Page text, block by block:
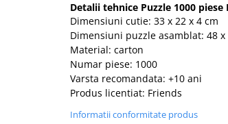
Detalii tehnice Puzzle 1000
Dimensiuni cutie: 33 x 22 x 4 cm
Dimensiuni puzzle asamblat: 48 x
Material: carton
Numar piese: 1000
Varsta recomandata: +10 ani
Produs licentiat: Friends
Informatii conformitate produs